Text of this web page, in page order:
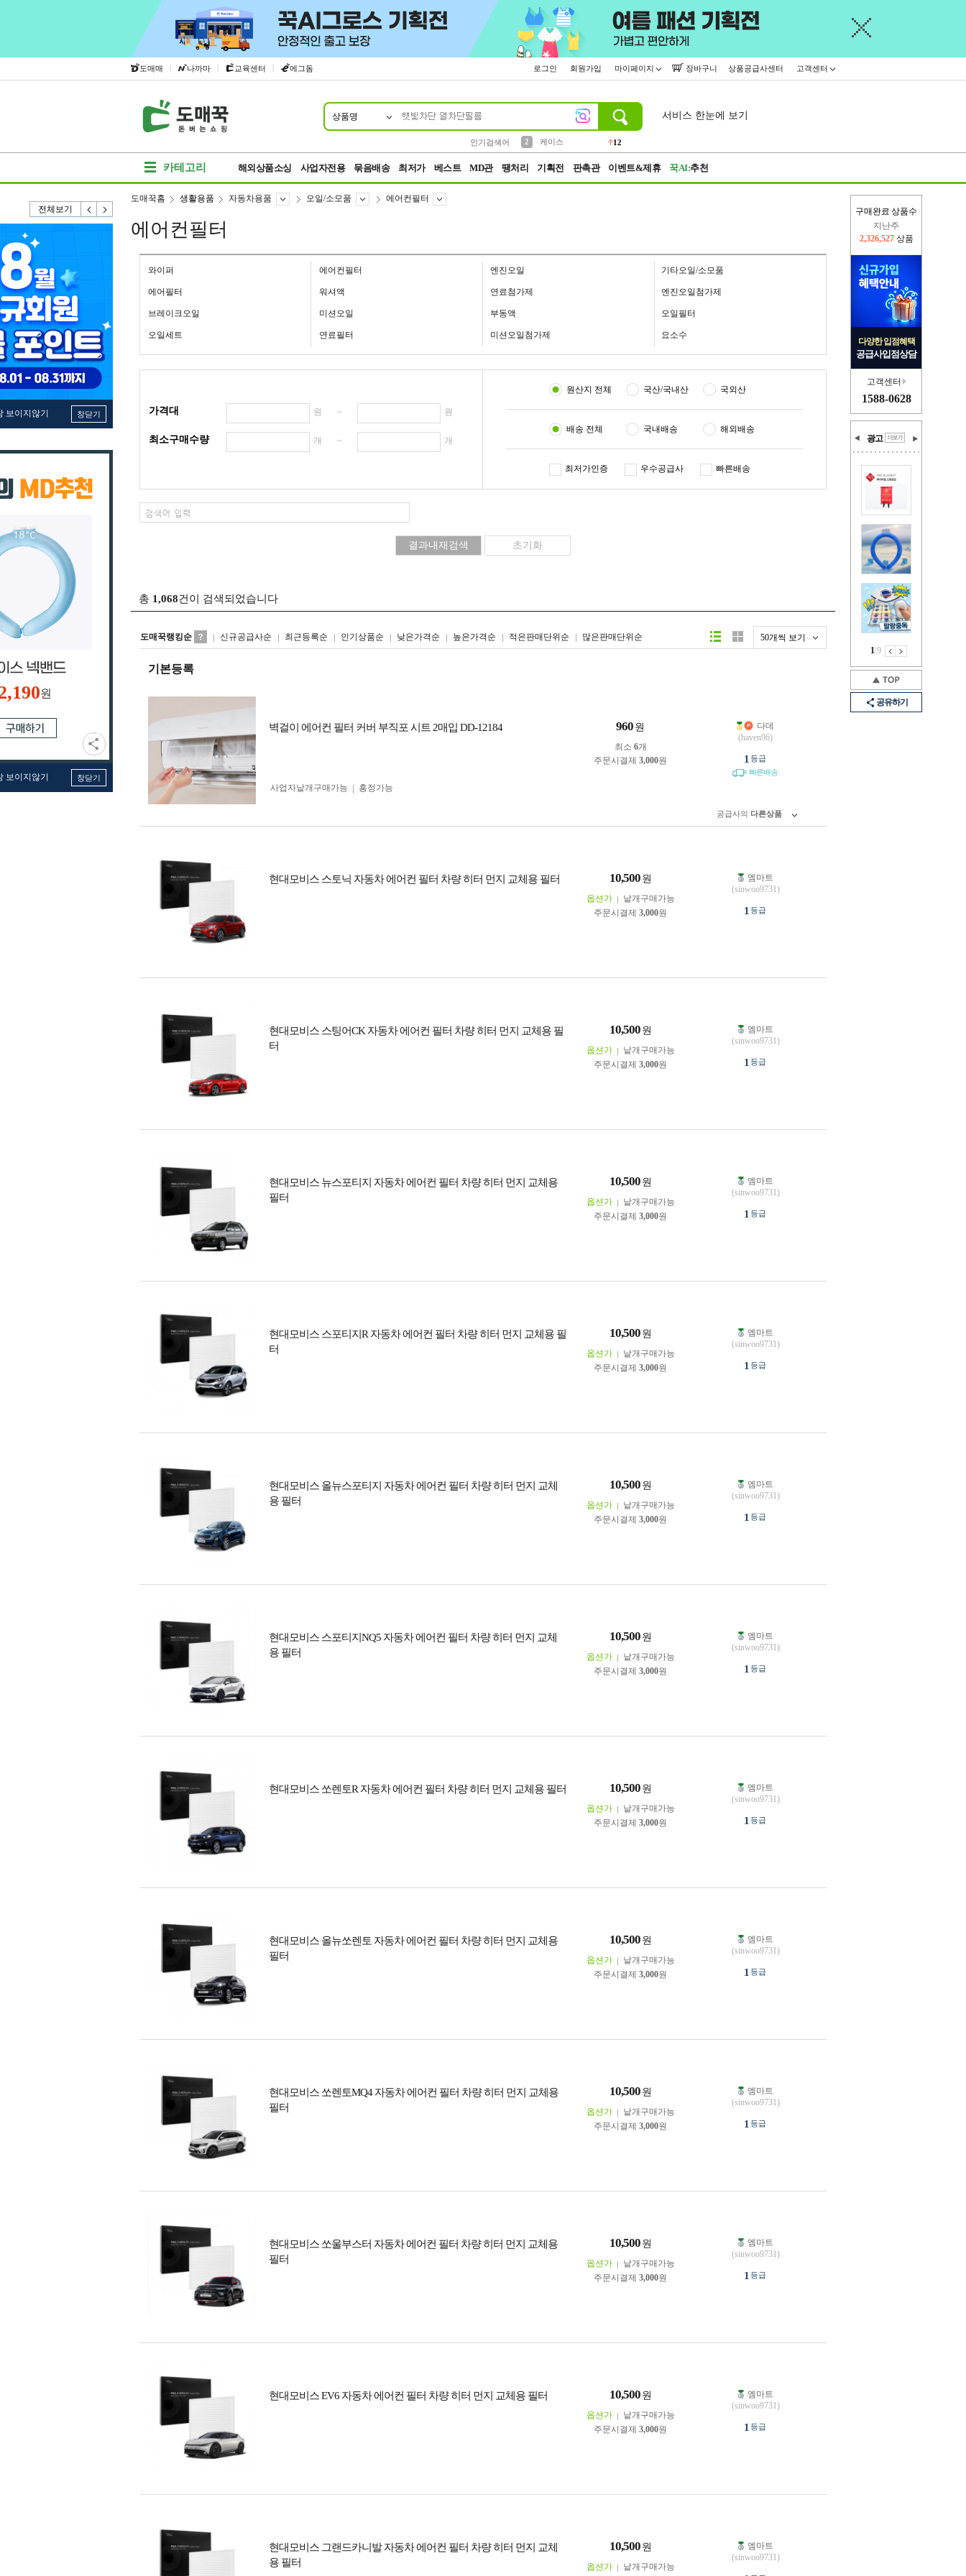
도매매 | 나까마 | 교육센터 | 에그돔 로그인 회원가입 마이페이지 장바구니 상품공급사센터 고객센터
상품명
인기검색어
2
케이스
12
서비스 한눈에 보기
카테고리 해외상품소싱 사업자전용 묶음배송 최저가 베스트 MD관 땡처리 기획전 판촉관 이벤트&제휴 꾹AI:추천
전체보기
보이지않기 창닫기
원
보이지않기 창닫기
구매완료 상품수
이번주
2,225,539 상품
다양한 입점혜택
공급사입점상담
고객센터
1588-0628
광고
1/9
공유하기
도매꾹홈 생활용품 자동차용품 오일/소모품 에어컨필터
에어컨필터
와이퍼 에어컨필터 엔진오일 기타오일/소모품
에어필터 워셔액 연료첨가제 엔진오일첨가제
브레이크오일 미션오일 부동액 오일필터
오일세트 연료필터 미션오일첨가제 요소수
가격대 원 ~ 원
최소구매수량 개 ~ 개
원산지 전체 국산/국내산 국외산
배송 전체 국내배송 해외배송
최저가인증 우수공급사 빠른배송
총 1,068건이 검색되었습니다
도매꾹랭킹순 신규공급사순 최근등록순 인기상품순 낮은가격순 높은가격순 적은판매단위순 많은판매단위순 50개씩 보기
리스트형갤러리형
기본등록
벽걸이 에어컨 필터 커버 부직포 시트 2매입 DD-12184 960 원
최소 6개
주문시결제 3,000원
사업자 낱개구매가능 흥정가능
다데
(haven96)
1 등급
빠른배송
공급사의 다른상품
현대모비스 스토닉 자동차 에어컨 필터 차량 히터 먼지 교체용 필터 10,500 원
옵션가
낱개구매가능
주문시결제 3,000원
엠마트
(sinwoo9731)
1 등급
현대모비스 스팅어CK 자동차 에어컨 필터 차량 히터 먼지 교체용 필
터
10,500 원
옵션가
낱개구매가능
주문시결제 3,000원
엠마트
(sinwoo9731)
1 등급
현대모비스 뉴스포티지 자동차 에어컨 필터 차량 히터 먼지 교체용
필터
10,500 원
옵션가
낱개구매가능
주문시결제 3,000원
엠마트
(sinwoo9731)
1 등급
현대모비스 스포티지R 자동차 에어컨 필터 차량 히터 먼지 교체용 필
터
10,500 원
옵션가
낱개구매가능
주문시결제 3,000원
엠마트
(sinwoo9731)
1 등급
현대모비스 올뉴스포티지 자동차 에어컨 필터 차량 히터 먼지 교체
용 필터
10,500 원
옵션가
낱개구매가능
주문시결제 3,000원
엠마트
(sinwoo9731)
1 등급
현대모비스 스포티지NQ5 자동차 에어컨 필터 차량 히터 먼지 교체
용 필터
10,500 원
옵션가
낱개구매가능
주문시결제 3,000원
엠마트
(sinwoo9731)
1 등급
현대모비스 쏘렌토R 자동차 에어컨 필터 차량 히터 먼지 교체용 필터 10,500 원
옵션가
낱개구매가능
주문시결제 3,000원
엠마트
(sinwoo9731)
1 등급
현대모비스 올뉴쏘렌토 자동차 에어컨 필터 차량 히터 먼지 교체용
필터
10,500 원
옵션가
낱개구매가능
주문시결제 3,000원
엠마트
(sinwoo9731)
1 등급
현대모비스 쏘렌토MQ4 자동차 에어컨 필터 차량 히터 먼지 교체용
필터
10,500 원
옵션가
낱개구매가능
주문시결제 3,000원
엠마트
(sinwoo9731)
1 등급
현대모비스 쏘울부스터 자동차 에어컨 필터 차량 히터 먼지 교체용
필터
10,500 원
옵션가
낱개구매가능
주문시결제 3,000원
엠마트
(sinwoo9731)
1 등급
현대모비스 EV6 자동차 에어컨 필터 차량 히터 먼지 교체용 필터 10,500 원
옵션가
낱개구매가능
주문시결제 3,000원
엠마트
(sinwoo9731)
1 등급
현대모비스 그랜드카니발 자동차 에어컨 필터 차량 히터 먼지 교체
용 필터
10,500 원
옵션가 낱개구매가능
엠마트
(sinwoo9731)